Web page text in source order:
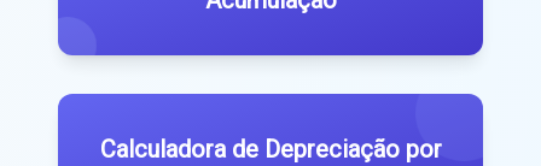
Calculadora de Depreciação por